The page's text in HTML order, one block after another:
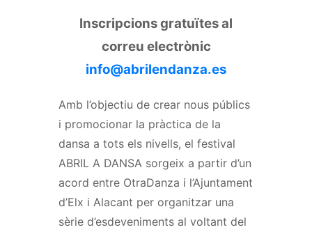
Inscripcions gratuïtes al
correu electrònic
info@abrilendanza.es
Amb l’objectiu de crear nous públics
i promocionar la pràctica de la
dansa a tots els nivells, el festival
ABRIL A DANSA sorgeix a partir d’un
acord entre OtraDanza i l’Ajuntament
d’Elx i Alacant per organitzar una
sèrie d’esdeveniments al voltant del